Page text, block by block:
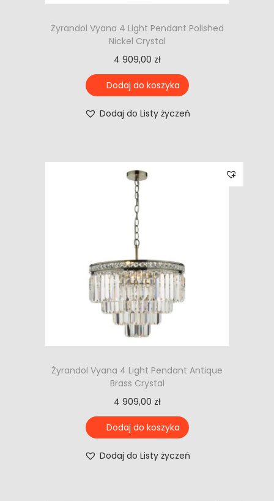
Żyrandol Vyana 4 Light Pendant Polished
Nickel Crystal
4 909,00 zł
Dodaj do koszyka
Dodaj do Listy życzeń
Żyrandol Vyana 4 Light Pendant Antique
Brass Crystal
4 909,00 zł
Dodaj do koszyka
Dodaj do Listy życzeń